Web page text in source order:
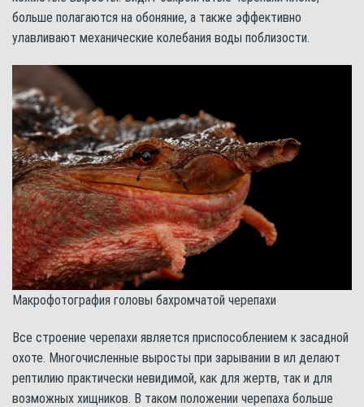
больше полагаются на обоняние, а также эффективно
улавливают механические колебания воды поблизости.
Макрофотография головы бахромчатой черепахи
Все строение черепахи является приспособлением к засадной
охоте. Многочисленные выросты при зарывании в ил делают
рептилию практически невидимой, как для жертв, так и для
возможных хищников. В таком положении черепаха больше